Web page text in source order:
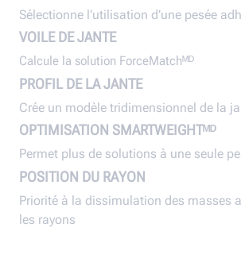
Sélectionne l’utilisation d’une pesée
VOILE DE JANTE
Calcule la solution ForceMatchᴹᴰ
PROFIL DE LA JANTE
Crée un modèle tridimensionnel de la
OPTIMISATION SMARTWEIGHTᴹᴰ
Permet plus de solutions à une seule
POSITION DU RAYON
Priorité à la dissimulation des masses
les rayons